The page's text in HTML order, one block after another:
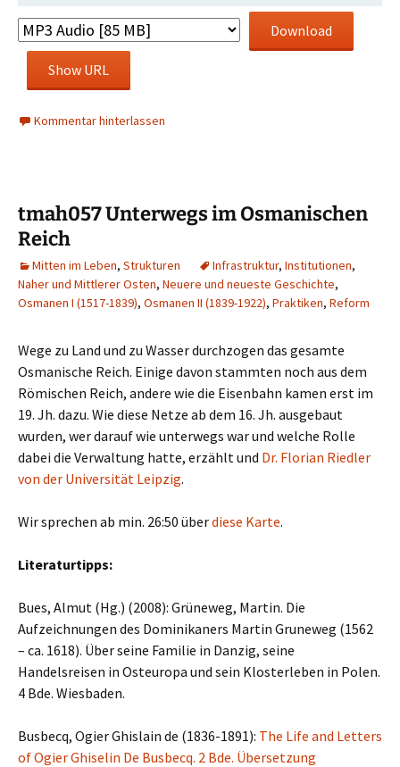
Download
Show URL
Kommentar hinterlassen
tmah057 Unterwegs im Osmanischen
Reich
Mitten im Leben, Strukturen Infrastruktur, Institutionen,
Naher und Mittlerer Osten, Neuere und neueste Geschichte,
Osmanen I (1517-1839), Osmanen II (1839-1922), Praktiken, Reform
Wege zu Land und zu Wasser durchzogen das gesamte
Osmanische Reich. Einige davon stammten noch aus dem
Römischen Reich, andere wie die Eisenbahn kamen erst im
19. Jh. dazu. Wie diese Netze ab dem 16. Jh. ausgebaut
wurden, wer darauf wie unterwegs war und welche Rolle
dabei die Verwaltung hatte, erzählt und Dr. Florian Riedler
von der Universität Leipzig.
Wir sprechen ab min. 26:50 überdiese Karte.
Literaturtipps:
Bues, Almut (Hg.) (2008): Grüneweg, Martin. Die
Aufzeichnungen des Dominikaners Martin Gruneweg (1562
– ca. 1618). Über seine Familie in Danzig, seine
Handelsreisen in Osteuropa und sein Klosterleben in Polen.
4 Bde. Wiesbaden.
Busbecq, Ogier Ghislain de (1836-1891): The Life and Letters
of Ogier Ghiselin De Busbecq. 2 Bde. Übersetzung